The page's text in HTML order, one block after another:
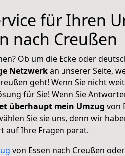
für Ihren
nach Creußen
Ob um die Ecke oder
Netzwerkan unserer Seite,
geht! Wenn Sie nicht
für Sie! Wenn Sie
überhaupt mein Umzug von
Sie sie uns, denn wir
auf Ihre Fragen parat.
von Essen nach Creußen